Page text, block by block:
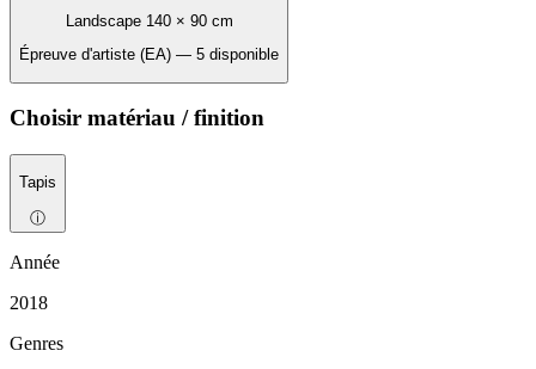
Landscape 140 × 90 cm
Épreuve d'artiste (EA) — 5 disponible
Choisir matériau / finition
Tapis
ⓘ
Année
2018
Genres